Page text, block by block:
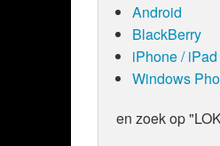
Android
BlackBerry
iPhone / iPad
Windows
en zoek op